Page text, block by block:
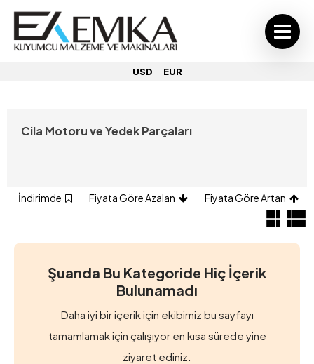
USD EUR
Cila Motoru ve Yedek Parçaları
İndirimde Fiyata Göre Azalan Fiyata Göre Artan
Şuanda Bu Kategoride Hiç İçerik
Bulunamadı
Daha iyi bir içerik için ekibimiz bu sayfayı
tamamlamak için çalışıyor en kısa sürede yine
ziyaret ediniz.